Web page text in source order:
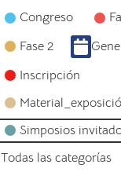
Congreso
Fase 2
Inscripción
Simposios
Todas las categorías